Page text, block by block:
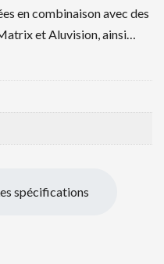
en combinaison avec des
et Aluvision, ainsi…
spécifications